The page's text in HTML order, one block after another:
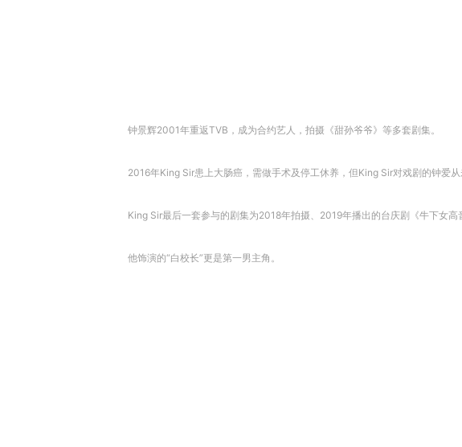
钟景辉2001年重返TVB，成为合约艺人，拍摄《甜孙爷爷》等多套剧集。
2016年King Sir患上大肠癌，需做手术及停工休养，但King Sir对戏剧的钟爱从
King Sir最后一套参与的剧集为2018年拍摄、2019年播出的台庆剧《牛下女高
他饰演的“白校长”更是第一男主角。